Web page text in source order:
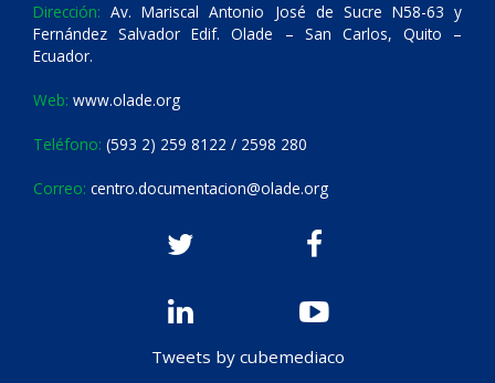
Dirección: Av. Mariscal Antonio José de Sucre N58-63 y
Fernández Salvador Edif. Olade – San Carlos, Quito –
Ecuador.
Web: www.olade.org
Teléfono: (593 2) 259 8122 / 2598 280
Correo: centro.documentacion@olade.org
Tweets by cubemediaco